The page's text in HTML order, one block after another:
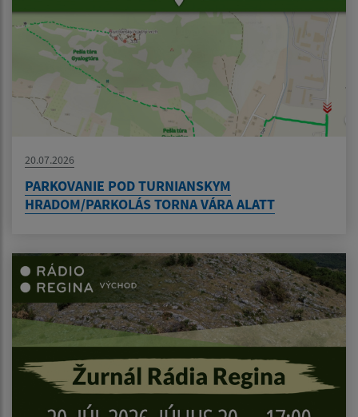
20.07.2026
PARKOVANIE POD TURNIANSKYM
HRADOM/PARKOLÁS TORNA VÁRA ALATT